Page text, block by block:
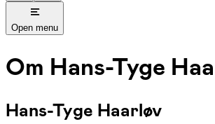
Open menu
Om Hans-Tyge
Hans-Tyge Haarløv